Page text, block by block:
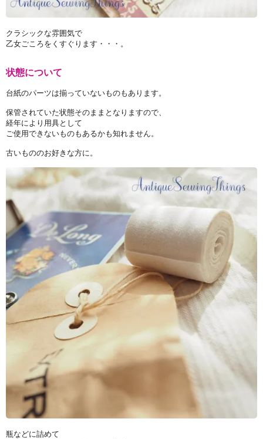
クラシックな雰囲気で
乙女ごころをくすぐります・・・。
状態について
台紙のパーツは揃っていないものもあります。
保管されていた状態そのままとなりますので、
経年により用具として
ご使用できないものもあるかも知れません。
古いもののお好きな方に。
瓶などに詰めて